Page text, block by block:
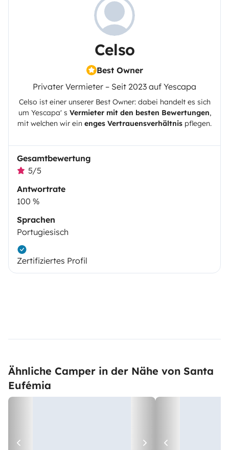
Celso
Best Owner
Privater Vermieter – Seit 2023 auf Yescapa
Celso ist einer unserer Best Owner: dabei handelt es sich
um Yescapa' s Vermieter mit den besten Bewertungen,
mit welchen wir ein enges Vertrauensverhältnis pflegen.
Gesamtbewertung
5/5
Antwortrate
100 %
Sprachen
Portugiesisch
Zertifiziertes Profil
Ähnliche Camper in der Nähe von Santa
Eufémia